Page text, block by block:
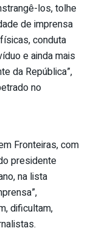
los, tolhe
de imprensa
conduta
e ainda mais
da República”,
no
Fronteiras, com
presidente
na lista
dificultam,